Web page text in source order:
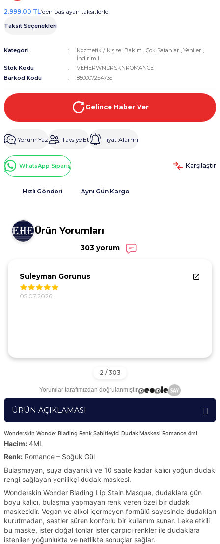
2.999,00 TL’den başlayan taksitlerle!
Taksit Seçenekleri
Kategori Kozmetik / Kişisel Bakım , Çok Satanlar , Yeniler ,
İndirimli
Stok Kodu
VEHERWNDRSKNROMANCE
Barkod Kodu
850007254735
Gelince Haber Ver
Yorum Yaz Tavsiye Et Fiyat Alarmı
WhatsApp Sipariş Karşılaştır
Hızlı Gönderi Aynı Gün Kargo
Ürün Yorumları
303 yorum
Suleyman Gorunus
05.07.2026
Yorumlar tarafımızdan doğrulanmıştır.
ÜRÜN AÇIKLAMASI
Wonderskin Wonder Blading Renk Sabitleyici Dudak Maskesi Romance 4ml
Hacim: 4ML
Renk: Romance – Soğuk Gül
Bulaşmayan, suya dayanıklı ve 10 saate kadar kalıcı yoğun dudak
rengi sağlayan yenilikçi dudak maskesi.
Wonderskin Wonder Blading Lip Stain Masque, dudaklara gün
boyu kalıcı, bulaşma yapmayan renk veren özel bir dudak
maskesidir. Vegan ve alkol içermeyen formülü sayesinde dudakları
kurutmadan, saatler süren konforlu bir kullanım sunar. Leke etkili
bu maske, ister doğal tonlar ister çarpıcı renkler ile dudaklara
istenilen yoğunlukta ve netlikte sonuçlar sağlar.